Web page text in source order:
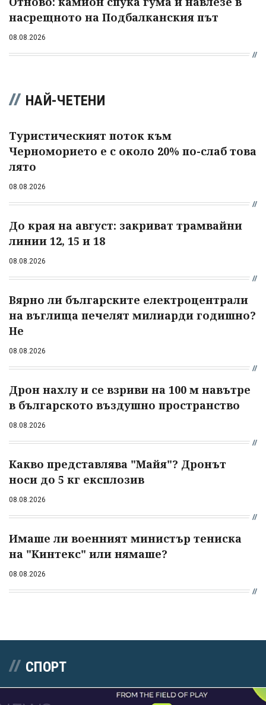
насрещното на Подбалканския път
08.08.2026
НАЙ-ЧЕТЕНИ
Туристическият поток към
Черноморието е с около 20% по-слаб това
лято
08.08.2026
До края на август: закриват трамвайни
линии 12, 15 и 18
08.08.2026
Вярно ли българските електроцентрали
на въглища печелят милиарди годишно?
Не
08.08.2026
Дрон нахлу и се взриви на 100 м навътре
в българското въздушно пространство
08.08.2026
Какво представлява "Майя"? Дронът
носи до 5 кг експлозив
08.08.2026
Имаше ли военният министър тениска
на "Кинтекс" или нямаше?
08.08.2026
СПОРТ